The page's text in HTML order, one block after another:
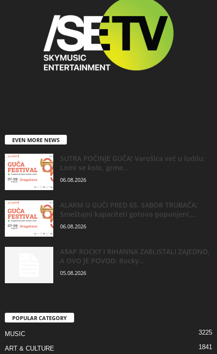
EVEN MORE NEWS
SUTRA POČINJE GUČA! Varošica već u ludilu:
Lomi se kolo, grme...
06.08.2026
ALARM U GUČI PRED 65. SABOR TRUBAČA:
Smeštajni kapaciteti gotovo popunjeni,...
06.08.2026
A$AP ROCKY I RIHANNA ZABLISTALI ZAJEDNO,
A OVO JE POVOD: Rocky...
05.08.2026
POPULAR CATEGORY
MUSIC 3225
ART & CULTURE 1841